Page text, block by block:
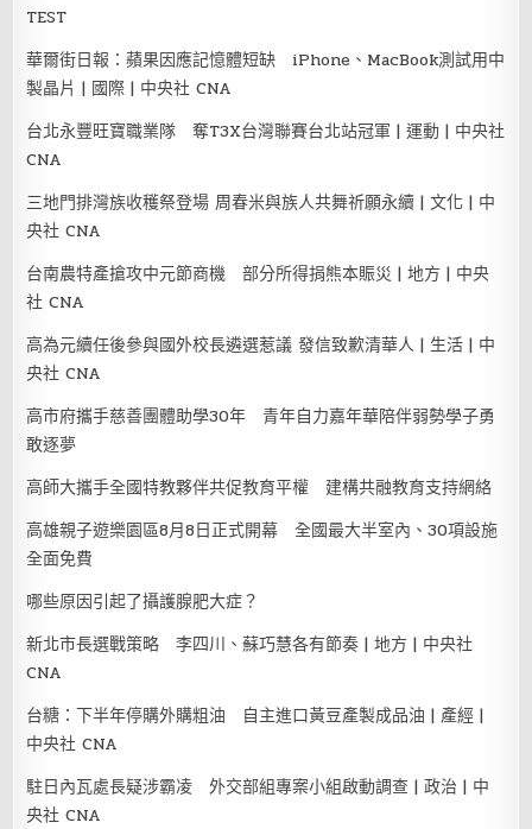
TEST
華爾街日報：蘋果因應記憶體短缺 iPhone、MacBook測試用中
製晶片 | 國際 | 中央社 CNA
台北永豐旺寶職業隊 奪T3X台灣聯賽台北站冠軍 | 運動 | 中央社
CNA
三地門排灣族收穫祭登場 周春米與族人共舞祈願永續 | 文化 | 中
央社 CNA
台南農特產搶攻中元節商機 部分所得捐熊本賑災 | 地方 | 中央
社 CNA
高為元續任後參與國外校長遴選惹議 發信致歉清華人 | 生活 | 中
央社 CNA
高市府攜手慈善團體助學30年 青年自力嘉年華陪伴弱勢學子勇
敢逐夢
高師大攜手全國特教夥伴共促教育平權 建構共融教育支持網絡
高雄親子遊樂園區8月8日正式開幕 全國最大半室內、30項設施
全面免費
哪些原因引起了攝護腺肥大症？
新北市長選戰策略 李四川、蘇巧慧各有節奏 | 地方 | 中央社
CNA
台糖：下半年停購外購粗油 自主進口黃豆產製成品油 | 產經 |
中央社 CNA
駐日內瓦處長疑涉霸凌 外交部組專案小組啟動調查 | 政治 | 中
央社 CNA